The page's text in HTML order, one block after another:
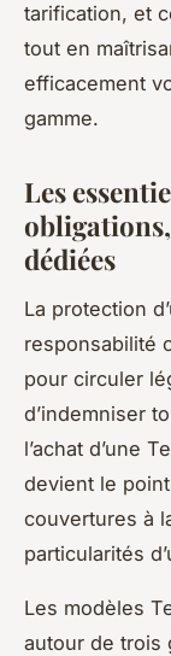
tarification, et
tout en
efficacement
gamme.
Les
dédiées
La protection
responsabilité
pour circuler
d’indemniser
l’achat d’une
devient le
couvertures à
particularités
Les modèles
autour de trois